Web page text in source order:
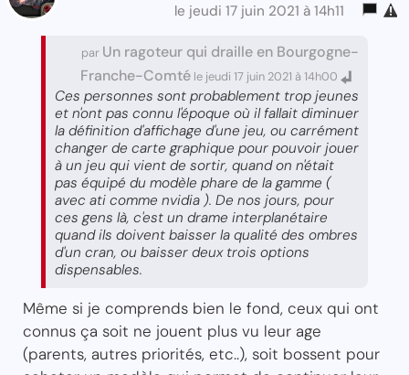
le jeudi 17 juin 2021 à 14h11
par Un ragoteur qui draille en Bourgogne-
Franche-Comté le jeudi 17 juin 2021 à 14h00
Ces personnes sont probablement trop jeunes
et n'ont pas connu l'époque où il fallait diminuer
la définition d'affichage d'une jeu, ou carrément
changer de carte graphique pour pouvoir jouer
à un jeu qui vient de sortir, quand on n'était
pas équipé du modèle phare de la gamme (
avec ati comme nvidia ). De nos jours, pour
ces gens là, c'est un drame interplanétaire
quand ils doivent baisser la qualité des ombres
d'un cran, ou baisser deux trois options
dispensables.
Même si je comprends bien le fond, ceux qui ont
connus ça soit ne jouent plus vu leur age
(parents, autres priorités, etc..), soit bossent pour